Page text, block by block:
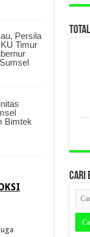
Persila
Timur
Bimtek
CARI